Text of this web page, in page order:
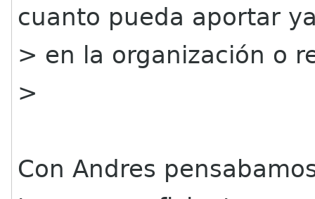
cuanto pueda aportar
> en la organización o
>
Con Andres